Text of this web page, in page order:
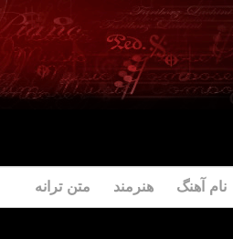
آهنگ هنرمند متن ترانه